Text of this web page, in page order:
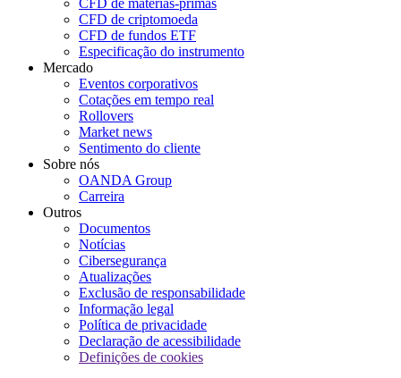
CFD de criptomoeda
CFD de fundos ETF
Especificação do instrumento
Mercado
Eventos corporativos
Cotações em tempo real
Rollovers
Market news
Sentimento do cliente
Sobre nós
OANDA Group
Carreira
Outros
Documentos
Notícias
Cibersegurança
Atualizações
Exclusão de responsabilidade
Informação legal
Política de privacidade
Declaração de acessibilidade
Definições de cookies